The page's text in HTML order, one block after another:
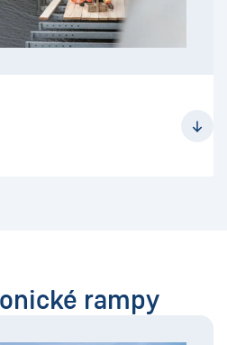
rampy